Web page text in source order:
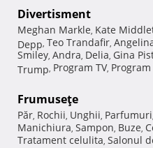
Divertisment
Meghan Markle, Kate
Depp, Teo Trandafir,
Smiley, Andra, Delia, Gina
Trump, Program TV, Program
Frumuseţe
Păr, Rochii, Unghii, Parfumuri,
Manichiura, Sampon, Buze,
Tratament celulita, Salonul